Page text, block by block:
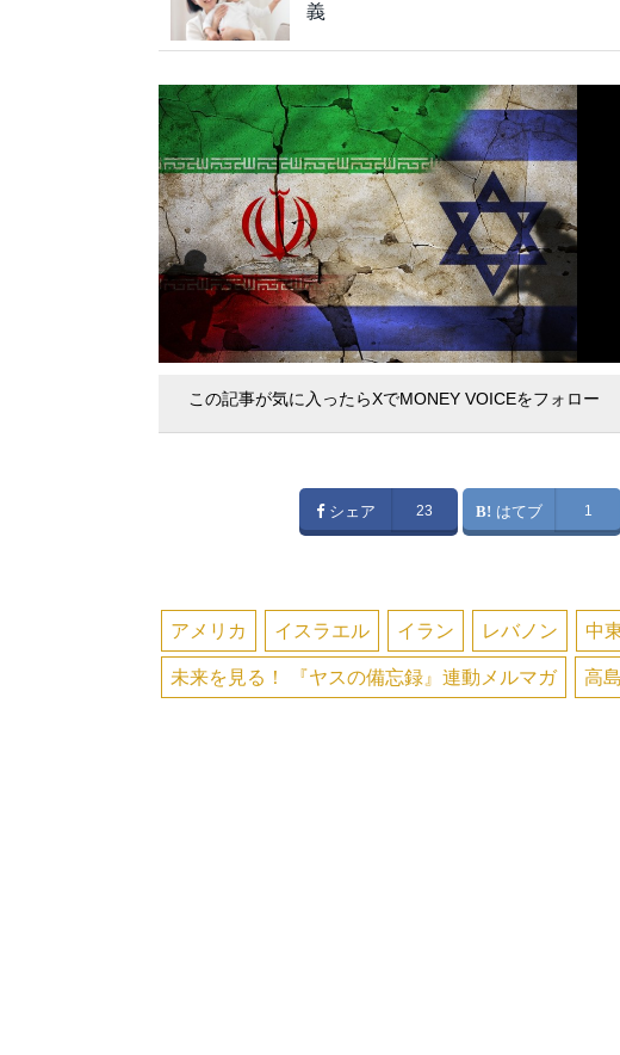
義
この記事が気に入ったらXでMONEY VOICEをフォロー
シェア 23 はてブ 1
アメリカ イスラエル イラン レバノン 中
未来を見る！ 『ヤスの備忘録』連動メルマガ 高